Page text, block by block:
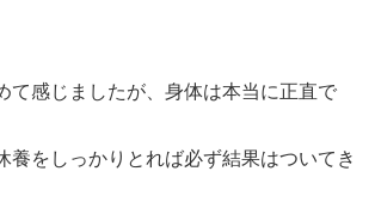
て感じましたが、身体は本当に正直で
養をしっかりとれば必ず結果はついてき